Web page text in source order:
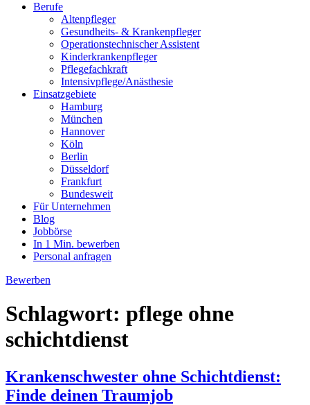
Berufe
Altenpfleger
Gesundheits- & Krankenpfleger
Operationstechnischer Assistent
Kinderkrankenpfleger
Pflegefachkraft
Intensivpflege/Anästhesie
Einsatzgebiete
Hamburg
München
Hannover
Köln
Berlin
Düsseldorf
Frankfurt
Bundesweit
Für Unternehmen
Blog
Jobbörse
In 1 Min. bewerben
Personal anfragen
Bewerben
Schlagwort: pflege ohne
schichtdienst
Krankenschwester ohne Schichtdienst:
Finde deinen Traumjob